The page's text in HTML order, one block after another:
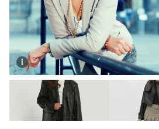
Tvoření
Rady a tipy
BurdaMedia
Extra
SVĚT ŽENY
ROČNÍ
SADA